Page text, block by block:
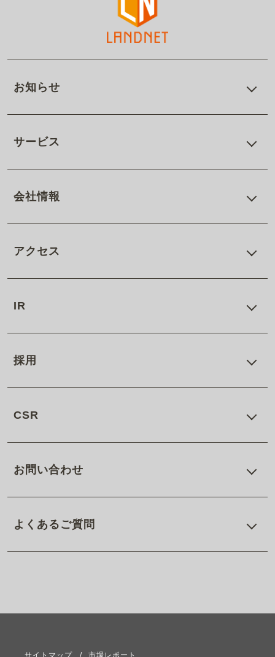
お知らせ
サービス
会社情報
アクセス
IR
採用
CSR
お問い合わせ
よくあるご質問
サイトマップ 市場レポート